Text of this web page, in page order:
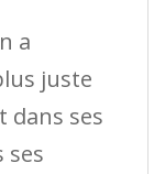
a
juste
dans ses
ses